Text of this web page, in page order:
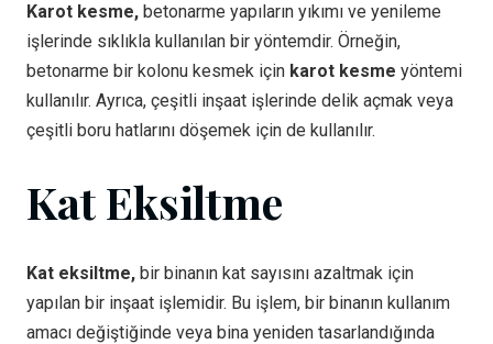
Karot kesme, betonarme yapıların yıkımı ve yenileme
işlerinde sıklıkla kullanılan bir yöntemdir. Örneğin,
betonarme bir kolonu kesmek için karot kesme yöntemi
kullanılır. Ayrıca, çeşitli inşaat işlerinde delik açmak veya
çeşitli boru hatlarını döşemek için de kullanılır.
Kat Eksiltme
Kat eksiltme, bir binanın kat sayısını azaltmak için
yapılan bir inşaat işlemidir. Bu işlem, bir binanın kullanım
amacı değiştiğinde veya bina yeniden tasarlandığında